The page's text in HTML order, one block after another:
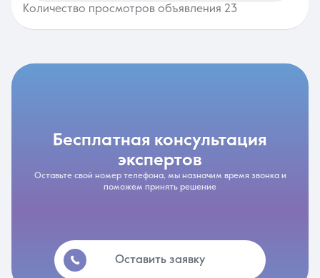
Количество просмотров объявления 23
бесплатная консультация
экспертов
Оставьте свой номер телефона, мы назначим время звонка и
поможем принять решение
Оставить заявку